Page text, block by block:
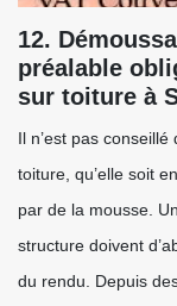
12.
préalable
sur toiture à
Il n’est pas
toiture, qu’elle soit
par de la mousse.
structure doivent
du rendu. Depuis